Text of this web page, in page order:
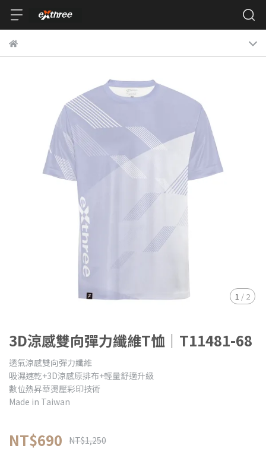
1 / 2
3D涼感雙向彈力纖維T恤｜T11481-68
透氣涼感雙向彈力纖維
吸濕速乾+3D涼感原排布+輕量舒適升級
數位熱昇華燙壓彩印技術
Made in Taiwan
NT$690 NT$1,250